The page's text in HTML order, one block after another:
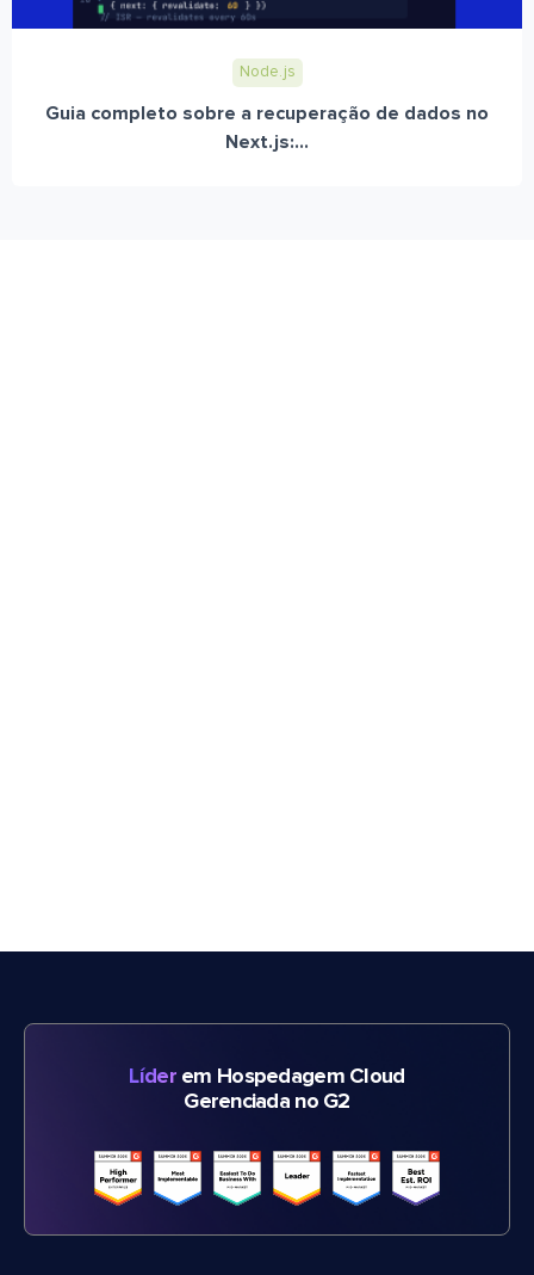
Node.js
Guia completo sobre a recuperação de dados no
Next.js:...
Líderem Hospedagem Cloud
Gerenciada no G2